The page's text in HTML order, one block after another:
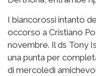
I biancorossi intanto
occorso a Cristiano
novembre. Il ds Tony
una punta per
di mercoledì